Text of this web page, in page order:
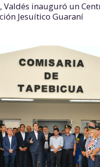
Valdés inauguró un
Jesuítico Guaraní